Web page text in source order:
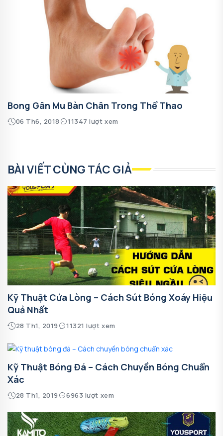
Bong Gân Mu Bàn Chân Trong Thể Thao
06 Th6, 2018 11347 lượt xem
BÀI VIẾT CÙNG TÁC GIẢ
Kỹ Thuật Cứa Lòng – Cách Sút Bóng Xoáy Hiệu
Quả Nhất
28 Th1, 2019 11321 lượt xem
Kỹ Thuật Bóng Đá – Cách Chuyền Bóng Chuẩn
Xác
28 Th1, 2019 6963 lượt xem